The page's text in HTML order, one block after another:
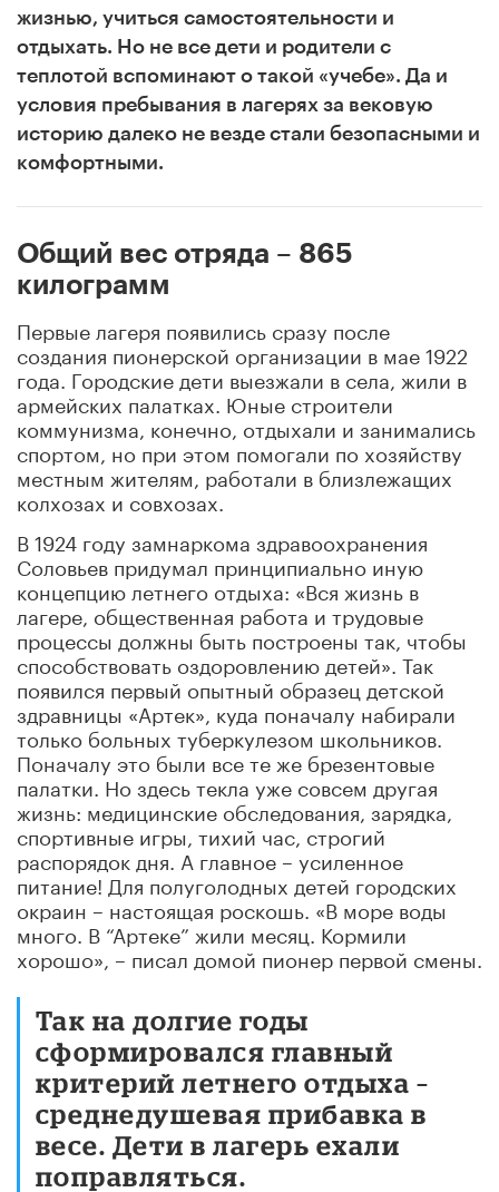
жизнью, учиться самостоятельности и
отдыхать. Но не все дети и родители с
теплотой вспоминают о такой «учебе». Да и
условия пребывания в лагерях за вековую
историю далеко не везде стали безопасными и
комфортными.
Общий вес отряда – 865
килограмм
Первые лагеря появились сразу после
создания пионерской организации в мае 1922
года. Городские дети выезжали в села, жили в
армейских палатках. Юные строители
коммунизма, конечно, отдыхали и занимались
спортом, но при этом помогали по хозяйству
местным жителям, работали в близлежащих
колхозах и совхозах.
В 1924 году замнаркома здравоохранения
Соловьев придумал принципиально иную
концепцию летнего отдыха: «Вся жизнь в
лагере, общественная работа и трудовые
процессы должны быть построены так, чтобы
способствовать оздоровлению детей». Так
появился первый опытный образец детской
здравницы «Артек», куда поначалу набирали
только больных туберкулезом школьников.
Поначалу это были все те же брезентовые
палатки. Но здесь текла уже совсем другая
жизнь: медицинские обследования, зарядка,
спортивные игры, тихий час, строгий
распорядок дня. А главное – усиленное
питание! Для полуголодных детей городских
окраин – настоящая роскошь. «В море воды
много. В “Артеке” жили месяц. Кормили
хорошо», – писал домой пионер первой смены.
Так на долгие годы
сформировался главный
критерий летнего отдыха –
среднедушевая прибавка в
весе. Дети в лагерь ехали
поправляться.